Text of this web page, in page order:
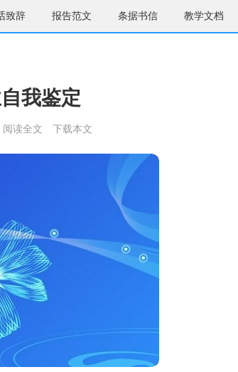
致辞 报告范文 条据书信 教学文档
我鉴定
阅读全文 下载本文